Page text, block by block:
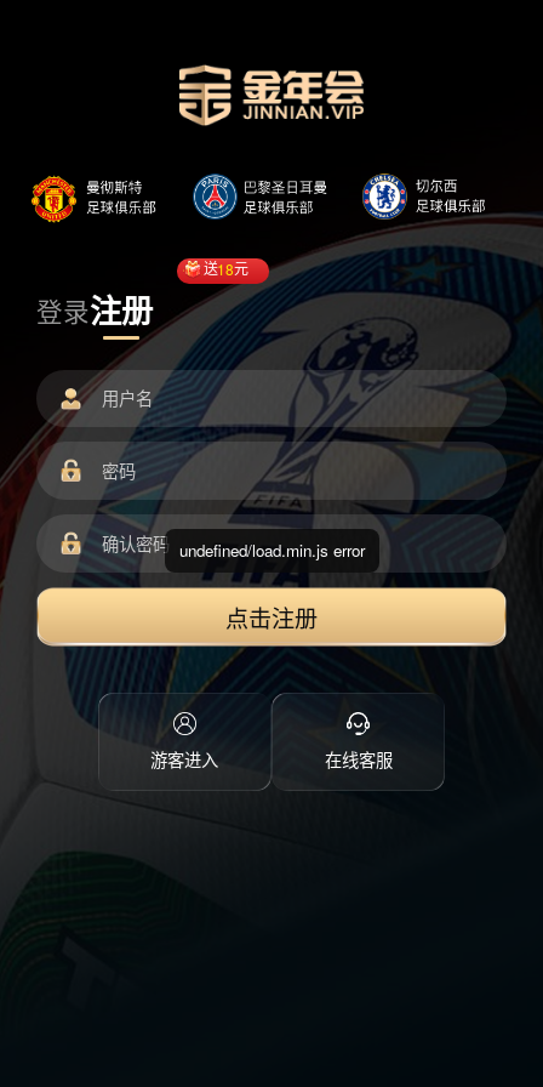
登录注册
送18元
点击注册
游客进入 在线客服
undefined/load.min.js error